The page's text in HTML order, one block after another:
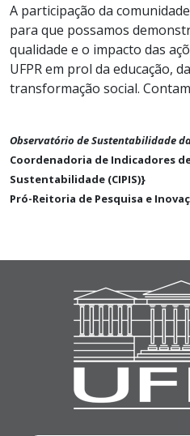
A participação da
para que possamos
qualidade e o impacto das
UFPR em prol da educação,
transformação social.
Observatório de Sustentabilidade da
Coordenadoria de Indicadores
Sustentabilidade (CIPIS)}
Pró-Reitoria de Pesquisa e